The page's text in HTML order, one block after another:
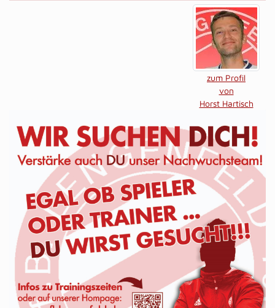
zum Profil
von
Horst Hartisch